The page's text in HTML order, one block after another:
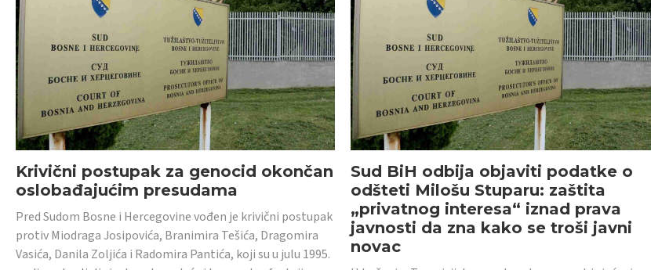
Krivični postupak za genocid okončan
oslobađajućim presudama
Pred Sudom Bosne i Hercegovine vođen je krivični postupak
protiv Miodraga Josipovića, Branimira Tešića, Dragomira
Vasića, Danila Zoljića i Radomira Pantića, koji su u julu 1995.
Sud BiH odbija objaviti podatke o
odšteti Milošu Stuparu: zaštita
„privatnog interesa“ iznad prava
javnosti da zna kako se troši javni
novac